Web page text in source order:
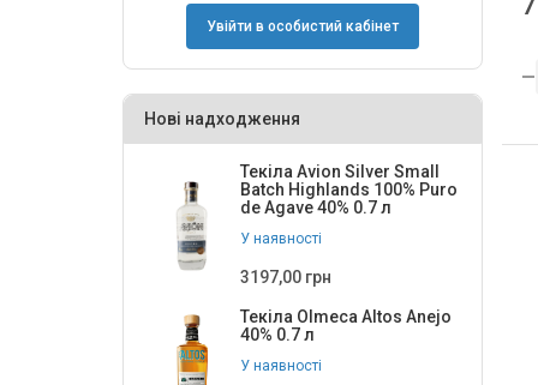
Увійти в особистий кабінет
Нові надходження
Текіла Avion Silver Small
Batch Highlands 100% Puro
de Agave 40% 0.7 л
У наявності
3197,00 грн
Текіла Olmeca Altos Anejo
40% 0.7 л
У наявності